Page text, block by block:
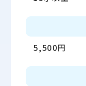
5,500円